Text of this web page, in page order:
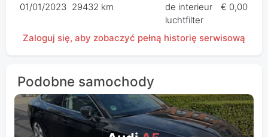
01/01/2023 29432 km
de interieur
luchtfilter
€ 0,00
Zaloguj się, aby zobaczyć pełną historię serwisową
Podobne samochody